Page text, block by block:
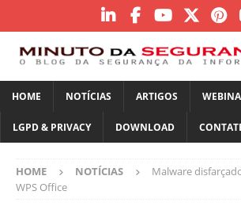
HOME NOTÍCIAS ARTIGOS
LGPD & PRIVACY DOWNLOAD
HOME NOTÍCIAS
Malware
WPS Office